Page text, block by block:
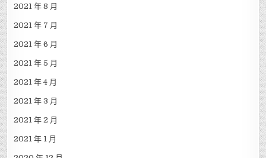
2021 年 8 月
2021 年 7 月
2021 年 6 月
2021 年 5 月
2021 年 4 月
2021 年 3 月
2021 年 2 月
2021 年 1 月